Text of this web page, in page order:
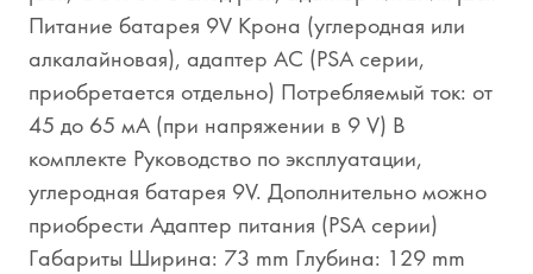
Питание батарея 9V Крона (углеродная или
алкалайновая), адаптер AC (PSA серии,
приобретается отдельно) Потребляемый ток: от
45 до 65 мА (при напряжении в 9 V) В
комплекте Руководство по эксплуатации,
углеродная батарея 9V. Дополнительно можно
приобрести Адаптер питания (PSA серии)
Габариты Ширина: 73 mm Глубина: 129 mm